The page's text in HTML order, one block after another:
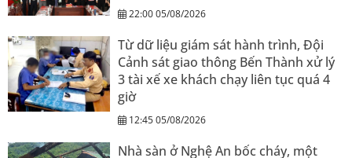
22:00 05/08/2026
Từ dữ liệu giám sát hành trình, Đội
Cảnh sát giao thông Bến Thành xử lý
3 tài xế xe khách chạy liên tục quá 4
giờ
12:45 05/08/2026
Nhà sàn ở Nghệ An bốc cháy, một